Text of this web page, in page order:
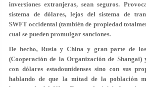
inversiones extranjeras, sean seguros.
sistema de dólares, lejos del sistema de
SWFT occidental (también de propiedad
cual se pueden promulgar sanciones.
De hecho, Rusia y China y gran parte de
(Cooperación de la Organización de Shangai)
con dólares estadounidenses sino con sus
hablando de que la mitad de la población